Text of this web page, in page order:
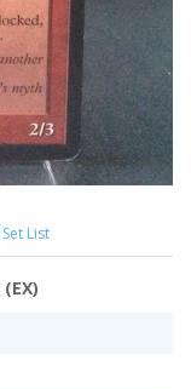
Set List
(EX)